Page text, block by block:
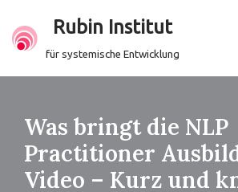
Zum
Rubin Institut
für systemische Entwicklung
Was bringt die NLP
Practitioner
Video – Kurz und